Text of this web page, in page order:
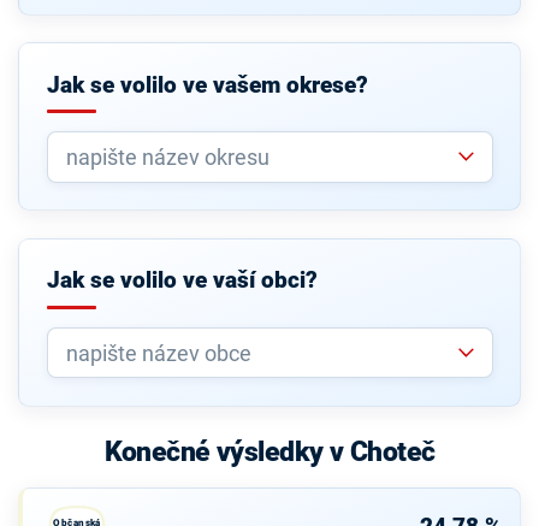
Jak se volilo ve vašem okrese?
Jak se volilo ve vaší obci?
Konečné výsledky v Choteč